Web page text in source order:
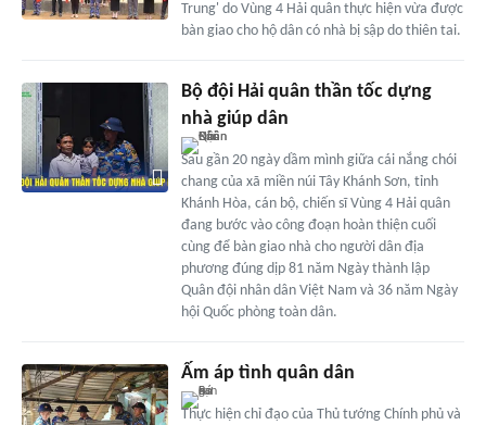
Trung' do Vùng 4 Hải quân thực hiện vừa được
bàn giao cho hộ dân có nhà bị sập do thiên tai.
Bộ đội Hải quân thần tốc dựng
nhà giúp dân
Sau gần 20 ngày dầm mình giữa cái nắng chói
chang của xã miền núi Tây Khánh Sơn, tỉnh
Khánh Hòa, cán bộ, chiến sĩ Vùng 4 Hải quân
đang bước vào công đoạn hoàn thiện cuối
cùng để bàn giao nhà cho người dân địa
phương đúng dịp 81 năm Ngày thành lập
Quân đội nhân dân Việt Nam và 36 năm Ngày
hội Quốc phòng toàn dân.
Ấm áp tình quân dân
Thực hiện chỉ đạo của Thủ tướng Chính phủ và